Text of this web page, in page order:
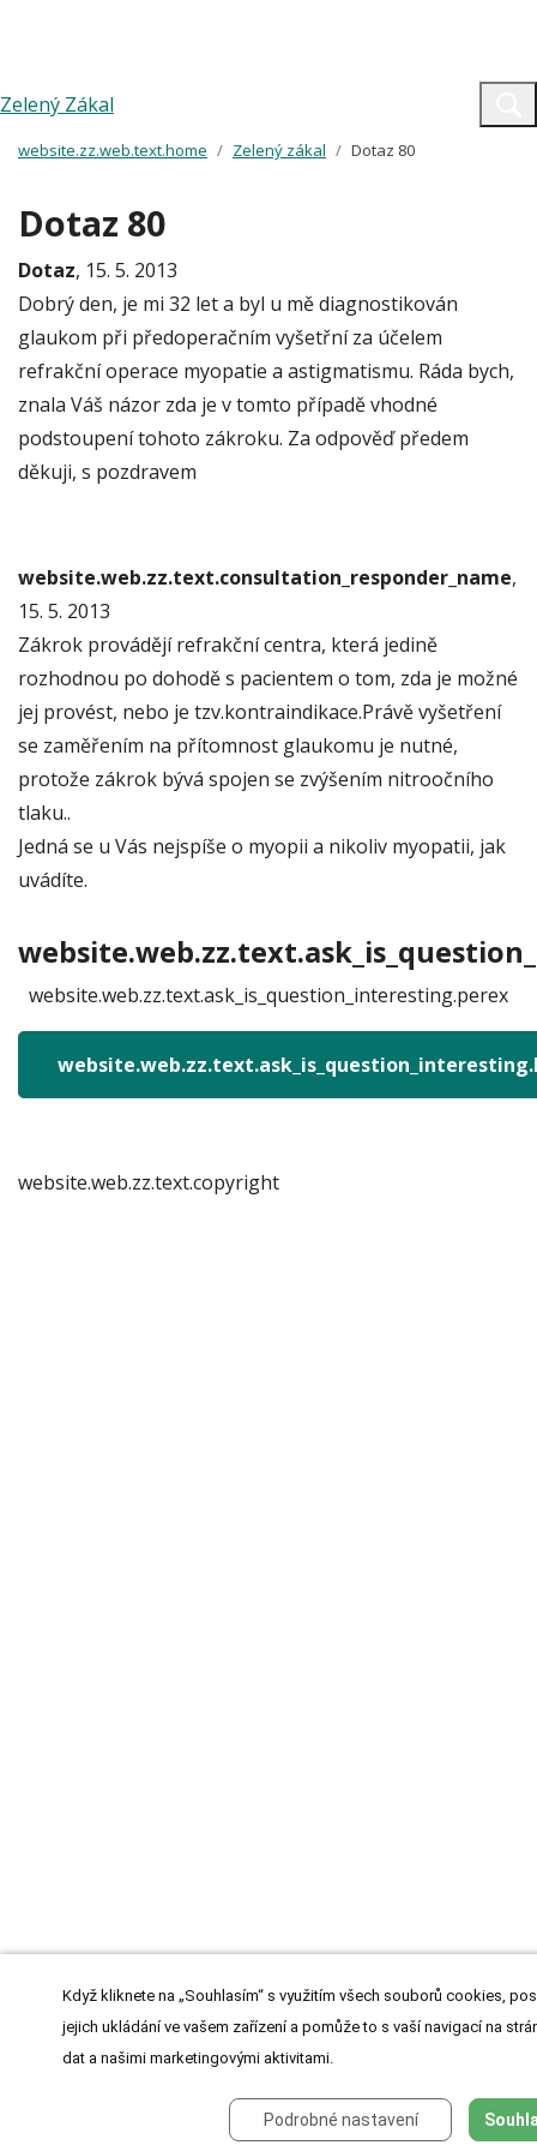
Zelený Zákal
website.zz.web.text.home Zelený zákal Dotaz 80
Dotaz 80
Dotaz, 15. 5. 2013
Dobrý den, je mi 32 let a byl u mě diagnostikován
glaukom při předoperačním vyšetřní za účelem
refrakční operace myopatie a astigmatismu. Ráda bych,
znala Váš názor zda je v tomto případě vhodné
podstoupení tohoto zákroku. Za odpověď předem
děkuji, s pozdravem
website.web.zz.text.consultation_responder_name,
15. 5. 2013
Zákrok provádějí refrakční centra, která jedině
rozhodnou po dohodě s pacientem o tom, zda je možné
jej provést, nebo je tzv.kontraindikace.Právě vyšetření
se zaměřením na přítomnost glaukomu je nutné,
protože zákrok bývá spojen se zvýšením nitroočního
tlaku..
Jedná se u Vás nejspíše o myopii a nikoliv myopatii, jak
uvádíte.
website.web.zz.text.ask_is_question_interesting.perex
website.web.zz.text.copyright
Když kliknete na „Souhlasím“ s využitím všech souborů cookies,
jejich ukládání ve vašem zařízení a pomůže to s vaší navigací na
dat a našimi marketingovými aktivitami.
Podrobné nastavení